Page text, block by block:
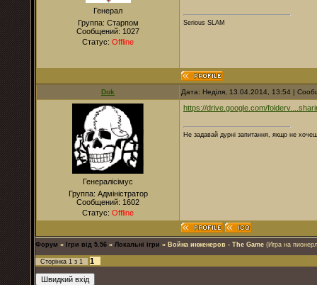
Генерал
Группа: Старпом
Сообщений: 1027
Статус: Offline
Serious SLAM
Dok Дата: Неділя, 13.04.2014, 13:54 |
Генералісімус
Группа: Адміністратор
Сообщений: 1602
Статус: Offline
https://drive.google.com/
Не задавай дурні запитання, якщо не
Форум » Ігри від 5.56 » Локальні ігри » Война инженеров - The Game (Игра на
Сторінка 1 з 1 1